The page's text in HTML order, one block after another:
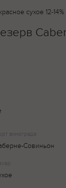
сухое 12-14%
винограда
Совиньон